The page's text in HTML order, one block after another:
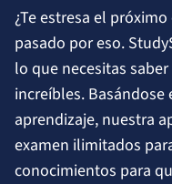
¿Te estresa el
pasado por eso.
lo que necesitas
increíbles.
aprendizaje, nuestra
examen ilimitados
conocimientos para